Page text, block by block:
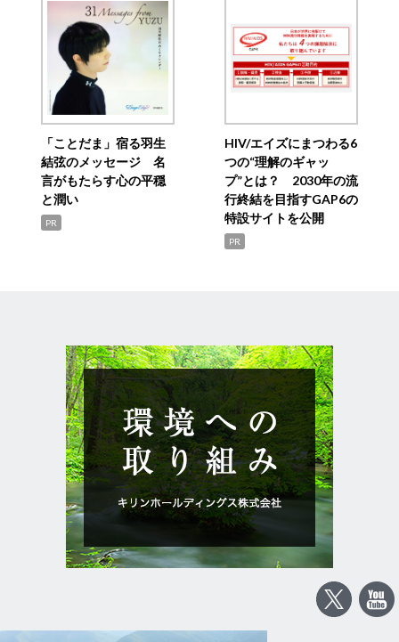
「ことだま」宿る羽生
結弦のメッセージ 名
言がもたらす心の平穏
と潤い
PR
HIV/エイズにまつわる6
つの“理解のギャッ
プ”とは？ 2030年の流
行終結を目指すGAP6の
特設サイトを公開
PR